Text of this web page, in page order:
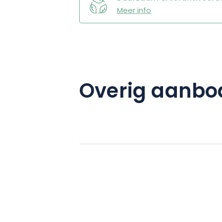
Meer info
Overig